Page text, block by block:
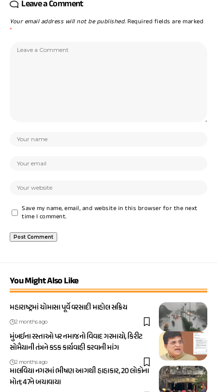
Leave a Comment
Your email address will not be published. Required fields are marked
*
Save my name, email, and website in this browser for the next
time I comment.
You Might Also Like
મહારાષ્ટ્રમાં ચોમાસા પૂર્વે વરસાદી માહોલ સક્રિય
2 months ago
મુંબઈના રસ્તાઓ પર નમાજનો વિવાદ ગરમાયો, કિરીટ
સોમૈયાની તંત્રને કડક કાર્યવાહી કરવાની માંગ
2 months ago
માલવિયા નગરમાં ભીષણ આગથી હાહાકાર, 20 લોકોના
મોત; 47ને બચાવાયા